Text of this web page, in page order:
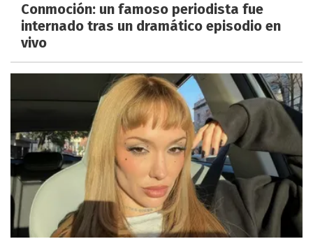
Conmoción: un famoso periodista fue
internado tras un dramático episodio en
vivo